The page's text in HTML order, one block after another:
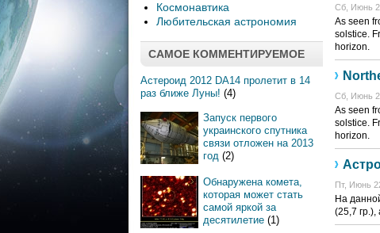
Космонавтика
Любительская астрономия
САМОЕ КОММЕНТИРУЕМОЕ
Астероид 2012 DA14 пролетит в 14
раз ближе Луны! (4)
Запуск первого
украинского спутника
связи отложен на 2013
год (2)
Обнаружена комета,
которая может стать
самой яркой за
десятилетие (1)
Сб, Июнь
As seen
solstice.
horizon.
Сб, Июнь
As seen
solstice.
horizon.
Пт, Июнь
На
(25,7 гр.),